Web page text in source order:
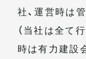
社、運営時は
（当社は全て
時は有力建設